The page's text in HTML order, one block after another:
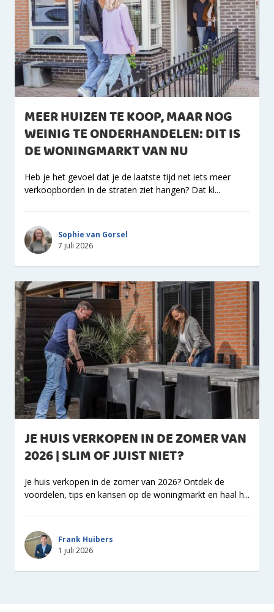
MEER HUIZEN TE KOOP, MAAR NOG
WEINIG TE ONDERHANDELEN: DIT IS
DE WONINGMARKT VAN NU
Heb je het gevoel dat je de laatste tijd net iets meer
verkoopborden in de straten ziet hangen? Dat kl...
Sophie van Gorsel
7 juli 2026
JE HUIS VERKOPEN IN DE ZOMER VAN
2026 | SLIM OF JUIST NIET?
Je huis verkopen in de zomer van 2026? Ontdek de
voordelen, tips en kansen op de woningmarkt en haal h...
Frank Huibers
1 juli 2026